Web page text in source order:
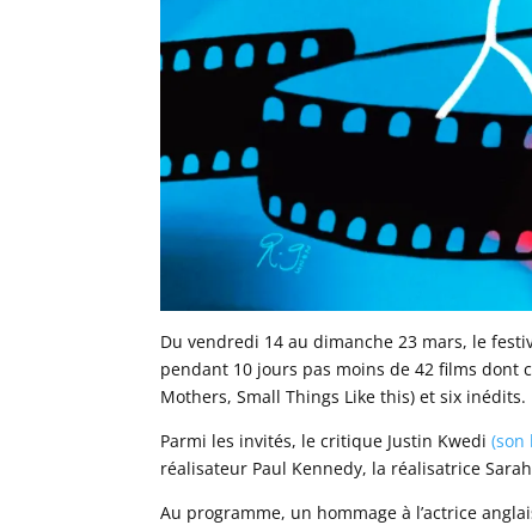
Du vendredi 14 au dimanche 23 mars, le
pendant 10 jours pas moins de 42 films dont
Mothers, Small Things Like this) et six inédits.
Parmi les invités, le critique Justin Kwedi(son
réalisateur Paul Kennedy, la réalisatrice
Au programme, un hommage à l’actrice